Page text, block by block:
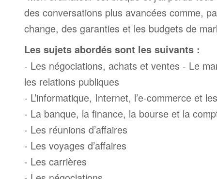
des conversations plus avancées comme,
change, des garanties et les budgets de
Les sujets abordés sont les suivants :
- Les négociations, achats et ventes - Le
les relations publiques
- L’informatique, Internet, l’e-commerce et
- La banque, la finance, la bourse et la
- Les réunions d’affaires
- Les voyages d’affaires
- Les carrières